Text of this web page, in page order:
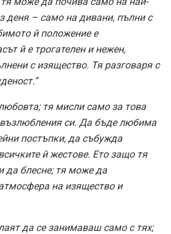
деня – само на дивани, пълни с
й положение е
й е трогателен и нежен,
с изящество. Тя разговаря с
тя мисли само за това
възлюбления си. Да бъде любима
постъпки, да събужда
й жестове. Ето защо тя
да блесне; тя може да
на изящество и
да се занимаваш само с тях;